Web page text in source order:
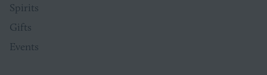
Spirits
Gifts
Events